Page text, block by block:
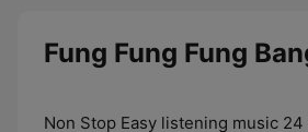
Fung Fung Fung
Non Stop Easy listening music 24